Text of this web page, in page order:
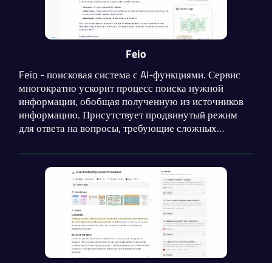
Feio
Feio - поисковая система с AI-функциями. Сервис
многократно ускорит процесс поиска нужной
информации, обобщая полученную из источников
информацию. Присутствует продвинутый режим
для ответа на вопросы, требующие сложных
интернет, социальные сети, академические
ресурсы.